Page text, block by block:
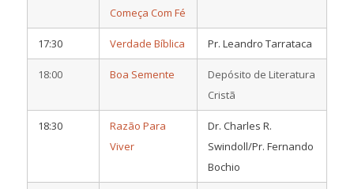
Começa Com Fé
17:30 Verdade Bíblica Pr. Leandro Tarrataca
18:00 Boa Semente
Depósito de Literatura
Cristã
18:30
Razão Para
Viver
Dr. Charles R.
Swindoll/Pr. Fernando
Bochio